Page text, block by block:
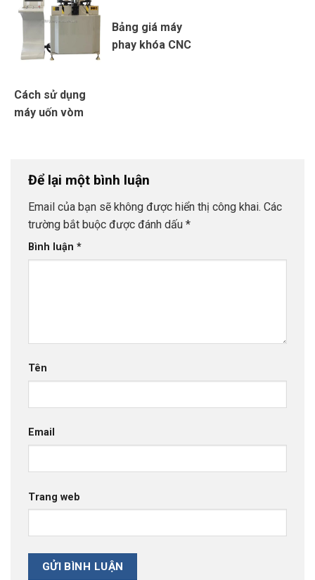
Cách sử dụng
máy uốn vòm
uốn vòm
Bảng giá máy
phay khóa CNC
Để lại một bình luận
Email của bạn sẽ không được hiển thị công khai. Các
trường bắt buộc được đánh dấu *
Bình luận *
Tên
Email
Trang web